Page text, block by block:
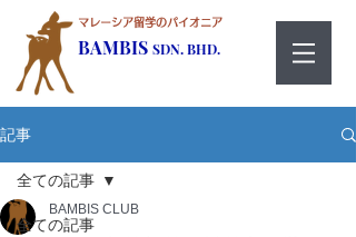
マレーシア留学のパイオニア
BAMBIS SDN. BHD.
記事
全ての記事
全ての記事
BAMBIS CLUB